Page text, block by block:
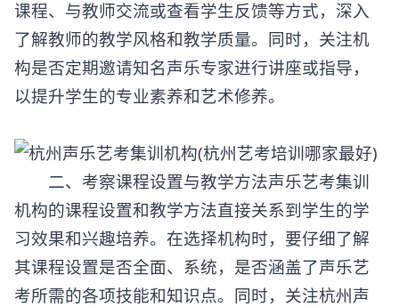
课程、与教师交流或查看学生反馈等方式，深入
了解教师的教学风格和教学质量。同时，关注机
构是否定期邀请知名声乐专家进行讲座或指导，
以提升学生的专业素养和艺术修养。
二、考察课程设置与教学方法声乐艺考集训
机构的课程设置和教学方法直接关系到学生的学
习效果和兴趣培养。在选择机构时，要仔细了解
其课程设置是否全面、系统，是否涵盖了声乐艺
考所需的各项技能和知识点。同时，关注杭州声